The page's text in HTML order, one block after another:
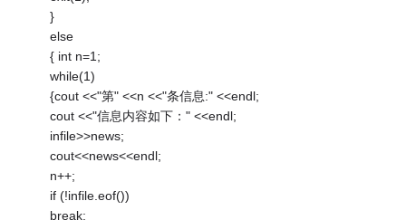
}
else
{ int n=1;
while(1)
{cout <<"第" <<n <<"条信息:" <<endl;
cout <<"信息内容如下：" <<endl;
infile>>news;
cout<<news<<endl;
n++;
if (!infile.eof())
break;